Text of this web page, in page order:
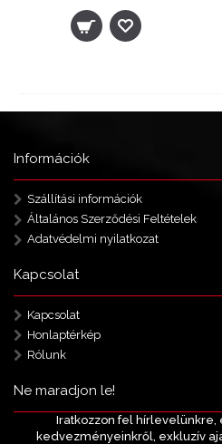
Információk
Szállítási információk
Általános Szerződési Feltételek
Adatvédelmi nyilatkozat
Kapcsolat
Kapcsolat
Honlaptérkép
Rólunk
Ne maradjon le!
Iratkozzon fel hírlevelünkre,
kedvezményeinkről, exkluzív